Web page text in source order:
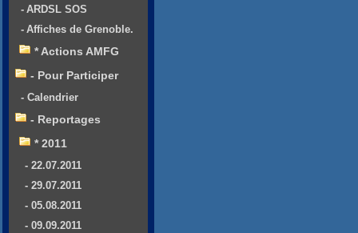
- ARDSL SOS
- Affiches de Grenoble.
* Actions AMFG
- Pour Participer
- Calendrier
- Reportages
* 2011
- 22.07.2011
- 29.07.2011
- 05.08.2011
- 09.09.2011